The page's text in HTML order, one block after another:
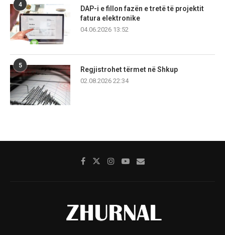
4
DAP-i e fillon fazën e tretë të projektit
fatura elektronike
04.06.2026 13:52
5
Regjistrohet tërmet në Shkup
02.08.2026 22:34